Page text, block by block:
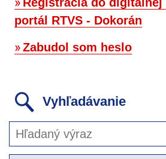
portál RTVS - Dokorán
Zabudol som heslo
Vyhľadávanie